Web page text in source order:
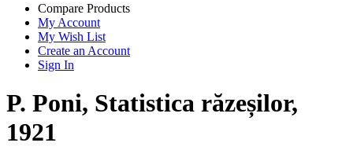
Compare Products
My Account
My Wish List
Create an Account
Sign In
P. Poni, Statistica răzeșilor,
1921